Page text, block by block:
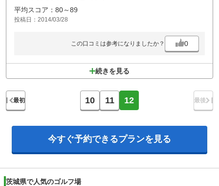
平均スコア：80～89
投稿日：2014/03/28
この口コミは参考になりましたか？ 0
続きを見る
最初 10 11 12 最後
今すぐ予約できるプランを見る
茨城県で人気のゴルフ場